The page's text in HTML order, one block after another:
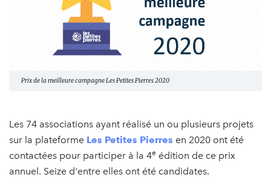
Prix de la meilleure campagne Les Petites Pierres 2020
Les 74 associations ayant réalisé un ou plusieurs projets
sur la plateforme Les Petites Pierres en 2020 ont été
contactées pour participer à la 4e édition de ce prix
annuel. Seize d'entre elles ont été candidates.